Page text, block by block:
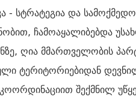
- სტრატეგია და
ჩამოაყალიბებდა
ღია მმართველობის
ტერიტორიებიდან
შექმნილ